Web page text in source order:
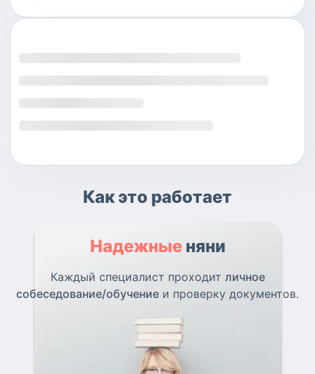
Как это работает
Надежные няни
Каждый специалист проходит личное
собеседование/обучение и проверку документов.